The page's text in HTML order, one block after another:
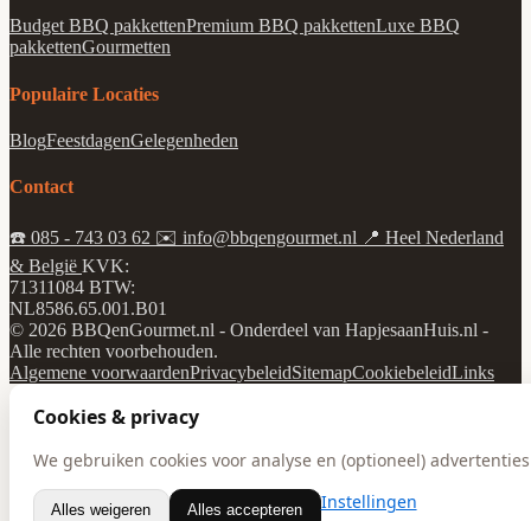
Budget BBQ pakkettenPremium BBQ pakkettenLuxe BBQ
pakkettenGourmetten
Populaire Locaties
BlogFeestdagenGelegenheden
Contact
☎️ 085 - 743 03 62 ✉️ info@bbqengourmet.nl 📍 Heel Nederland
& België KVK:
71311084 BTW:
NL8586.65.001.B01
© 2026 BBQenGourmet.nl - Onderdeel van HapjesaanHuis.nl -
Alle rechten voorbehouden.
Algemene voorwaardenPrivacybeleidSitemapCookiebeleidLinks
Cookies & privacy
We gebruiken cookies voor analyse en (optioneel)
Alles weigeren Alles accepteren Instellingen